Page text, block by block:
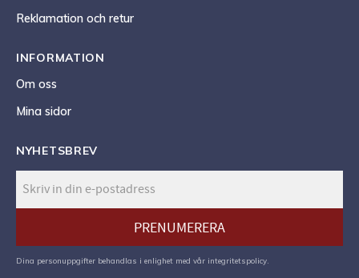
Reklamation och retur
INFORMATION
Om oss
Mina sidor
NYHETSBREV
PRENUMERERA
Dina personuppgifter behandlas i enlighet med vår integritetspolicy